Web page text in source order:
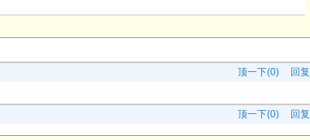
回复
顶一下(0)
回复
顶一下(0)